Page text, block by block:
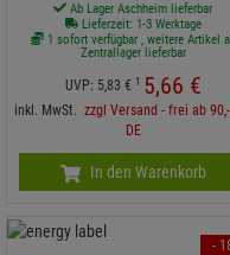
Ab Lager Aschheim lieferbar
Lieferzeit: 1-3 Werktage
1 sofort verfügbar , weitere Artikel
Zentrallager lieferbar
UVP: 5,83 € 1 5,66 €
inkl. MwSt. zzgl Versand - frei ab
DE
In den Warenkorb
-